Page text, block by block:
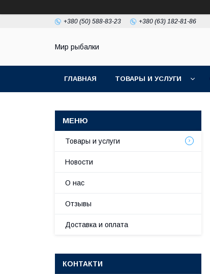
+380 (50) 588-83-23 +380 (63) 182-81-86
Мир рыбалки
ГЛАВНАЯ ТОВАРЫ И УСЛУГИ
Товары и услуги
Новости
О нас
Отзывы
Доставка и оплата
КОНТАКТИ